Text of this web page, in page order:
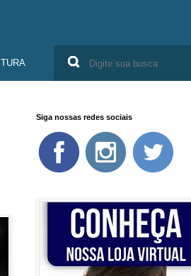
Siga nossas redes sociais